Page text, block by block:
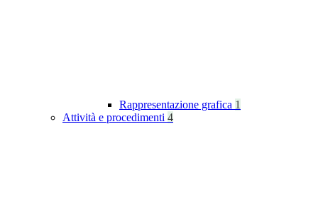
Rappresentazione grafica 1
Attività e procedimenti 4